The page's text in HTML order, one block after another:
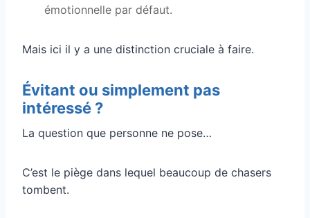
émotionnelle par défaut.
Mais ici il y a une distinction cruciale à faire.
Évitant ou simplement pas
intéressé ?
La question que personne ne pose…
C’est le piège dans lequel beaucoup de chasers
tombent.